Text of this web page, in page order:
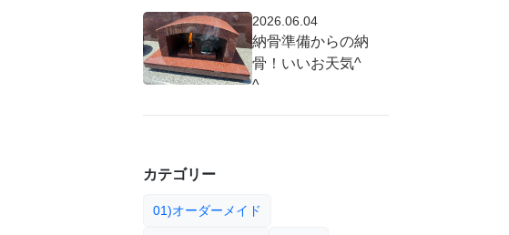
2026.06.04
納骨準備からの納
骨！いいお天気^
^
カテゴリー
01)オーダーメイド